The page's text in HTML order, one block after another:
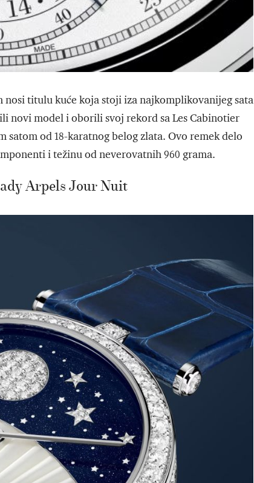
titulu kuće koja stoji iza najkomplikovanijeg sata
novi model i oborili svoj rekord sa Les Cabinotier
satom od 18-karatnog belog zlata. Ovo remek delo
i težinu od neverovatnih 960 grama.
Arpels Jour Nuit